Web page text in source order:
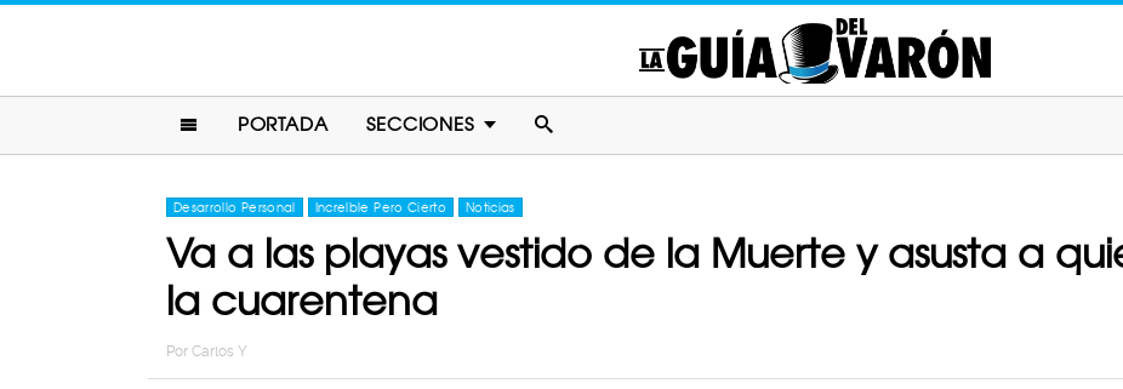
PORTADA SECCIONES
Desarrollo Personal Increíble Pero Cierto Noticias
Va a las playas vestido de la Muerte y asusta a
la cuarentena
Por Carlos Y